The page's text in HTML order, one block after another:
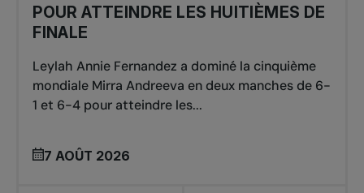
POUR ATTEINDRE LES HUITIÈMES DE
FINALE
Leylah Annie Fernandez a dominé la cinquième
mondiale Mirra Andreeva en deux manches de 6-
1 et 6-4 pour atteindre les...
7 AOÛT 2026